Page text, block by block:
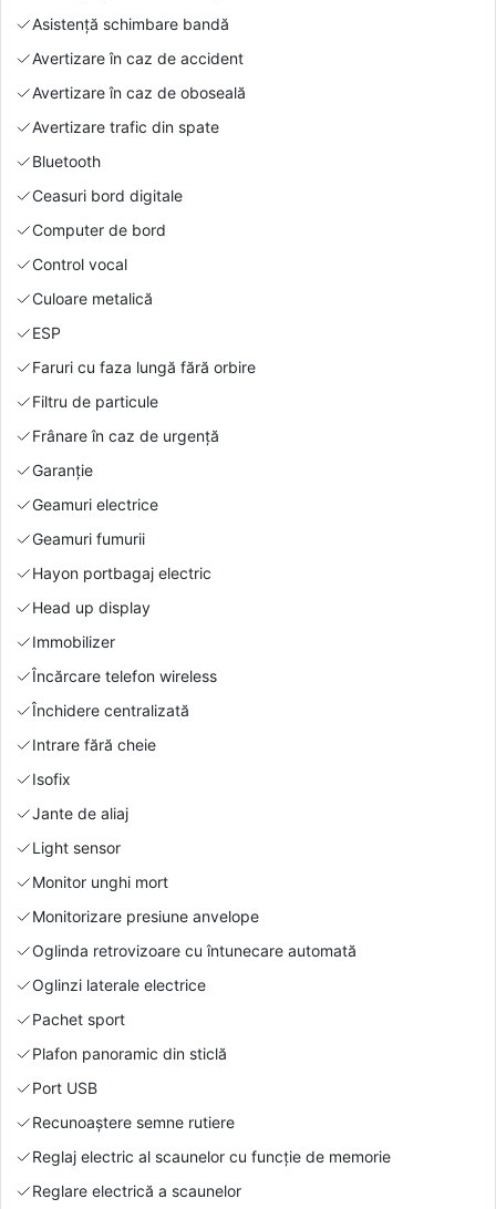
Asistență schimbare bandă
Avertizare în caz de accident
Avertizare în caz de oboseală
Avertizare trafic din spate
Bluetooth
Ceasuri bord digitale
Computer de bord
Control vocal
Culoare metalică
ESP
Faruri cu faza lungă fără orbire
Filtru de particule
Frânare în caz de urgență
Garanție
Geamuri electrice
Geamuri fumurii
Hayon portbagaj electric
Head up display
Immobilizer
Încărcare telefon wireless
Închidere centralizată
Intrare fără cheie
Isofix
Jante de aliaj
Light sensor
Monitor unghi mort
Monitorizare presiune anvelope
Oglinda retrovizoare cu întunecare automată
Oglinzi laterale electrice
Pachet sport
Plafon panoramic din sticlă
Port USB
Recunoaștere semne rutiere
Reglaj electric al scaunelor cu funcție de memorie
Reglare electrică a scaunelor